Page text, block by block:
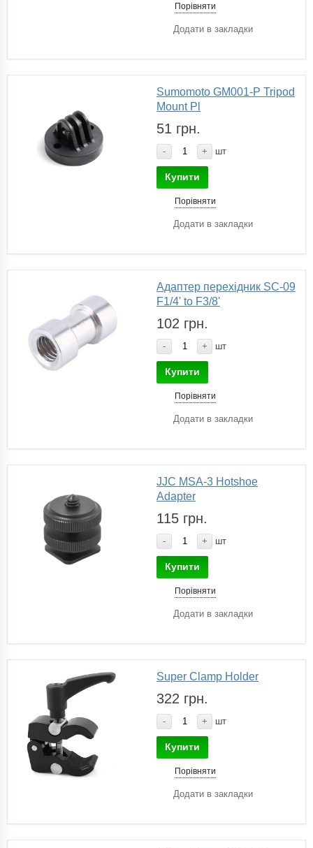
Порівняти
Додати в закладки
Sumomoto GM001-P Tripod
Mount Pl
51 грн.
- + шт
Купити
Порівняти
Додати в закладки
Адаптер перехідник SC-09
F1/4' to F3/8'
102 грн.
- + шт
Купити
Порівняти
Додати в закладки
JJC MSA-3 Hotshoe
Adapter
115 грн.
- + шт
Купити
Порівняти
Додати в закладки
Super Clamp Holder
322 грн.
- + шт
Купити
Порівняти
Додати в закладки